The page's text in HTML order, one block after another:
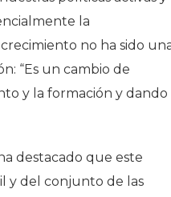
la
no ha sido
“Es un cambio de
y la formación y dando
destacado que este
y del conjunto de las